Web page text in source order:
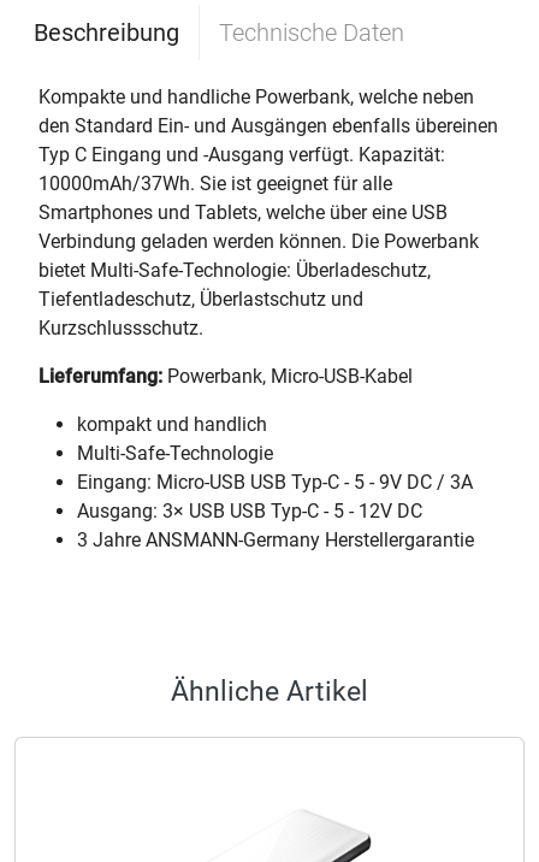
Beschreibung Technische Daten
Kompakte und handliche Powerbank, welche neben
den Standard Ein- und Ausgängen ebenfalls übereinen
Typ C Eingang und -Ausgang verfügt. Kapazität:
10000mAh/37Wh. Sie ist geeignet für alle
Smartphones und Tablets, welche über eine USB
Verbindung geladen werden können. Die Powerbank
bietet Multi-Safe-Technologie: Überladeschutz,
Tiefentladeschutz, Überlastschutz und
Kurzschlussschutz.
Lieferumfang: Powerbank, Micro-USB-Kabel
kompakt und handlich
Multi-Safe-Technologie
Eingang: Micro-USB USB Typ-C - 5 - 9V DC / 3A
Ausgang: 3× USB USB Typ-C - 5 - 12V DC
3 Jahre ANSMANN-Germany Herstellergarantie
Ähnliche Artikel